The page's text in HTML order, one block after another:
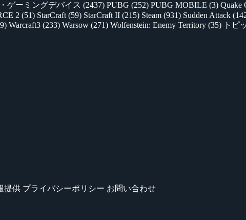
ゲーミングデバイス (2437) PUBG (252) PUBG MOBILE (3) Quake
2 (51) StarCraft (59) StarCraft II (215) Steam (931) Sudden Attack
Warcraft3 (233) Warsow (271) Wolfenstein: Enemy Territory (35) トピ
提供 プライバシーポリシー お問い合わせ